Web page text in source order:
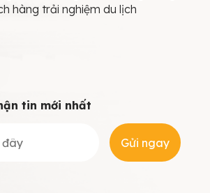
hàng trải nghiệm du lịch
tin mới nhất
Gửi ngay